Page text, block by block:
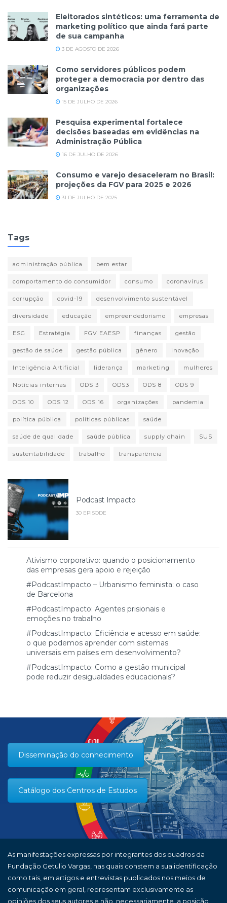
Eleitorados sintéticos: uma ferramenta de
marketing político que ainda fará parte
de sua campanha
3 DE AGOSTO DE 2026
Como servidores públicos podem
proteger a democracia por dentro das
organizações
15 DE JULHO DE 2026
Pesquisa experimental fortalece
decisões baseadas em evidências na
Administração Pública
16 DE JULHO DE 2026
Consumo e varejo desaceleram no Brasil:
projeções da FGV para 2025 e 2026
31 DE JULHO DE 2025
Tags
administração pública bem estar
comportamento do consumidor consumo coronavírus
corrupção covid-19 desenvolvimento sustentável
diversidade educação empreendedorismo empresas
ESG Estratégia FGV EAESP finanças gestão
gestão de saúde gestão pública gênero inovação
Inteligência Artificial liderança marketing mulheres
Notícias internas ODS 3 ODS3 ODS 8 ODS 9
ODS 10 ODS 12 ODS 16 organizações pandemia
política pública políticas públicas saúde
saúde de qualidade saúde pública supply chain SUS
sustentabilidade trabalho transparência
Podcast Impacto
30 EPISODE
Ativismo corporativo: quando o posicionamento
das empresas gera apoio e rejeição
#PodcastImpacto – Urbanismo feminista: o caso
de Barcelona
#PodcastImpacto: Agentes prisionais e
emoções no trabalho
#PodcastImpacto: Eficiência e acesso em saúde:
o que podemos aprender com sistemas
universais em países em desenvolvimento?
#PodcastImpacto: Como a gestão municipal
pode reduzir desigualdades educacionais?
Disseminação do conhecimento
Catálogo dos Centros de Estudos
As manifestações expressas por integrantes dos quadros da
Fundação Getulio Vargas, nas quais constem a sua identificação
como tais, em artigos e entrevistas publicados nos meios de
comunicação em geral, representam exclusivamente as
opiniões dos seus autores e não, necessariamente, a posição